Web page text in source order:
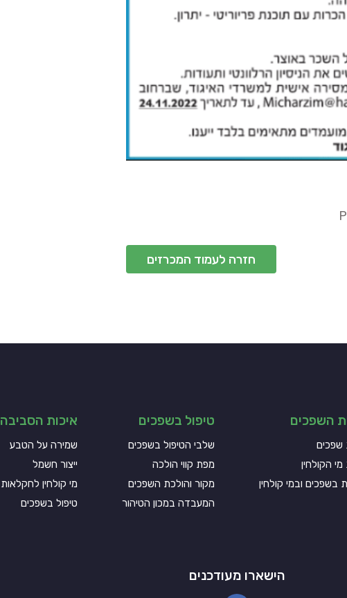
חזרה לעמוד המכרזים
השפכים
שפכים
מי הקולחין
בשפכים ובמי קולחין
טיפול בשפכים
שלבי הטיפול בשפכים
מפת קווי הולכה
מקור והולכת השפכים
המעבדה במכון הטיהור
איכות הסביבה
שמירה על הטבע
ייצור חשמל
מי קולחין לחקלאות
טיפול בשפכים
הישארו מעודכנים